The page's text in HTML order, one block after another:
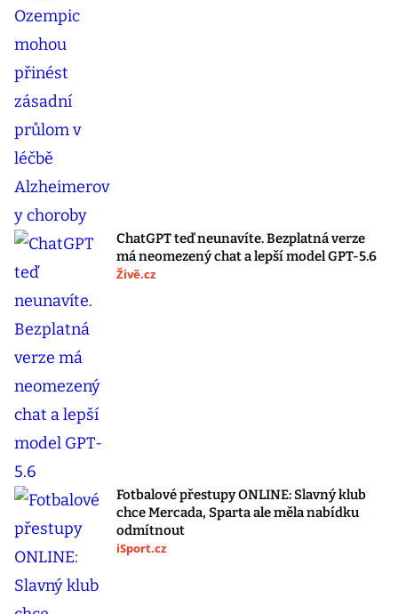
ChatGPT teď neunavíte. Bezplatná verze
má neomezený chat a lepší model GPT-5.6
Živě.cz
Fotbalové přestupy ONLINE: Slavný klub
chce Mercada, Sparta ale měla nabídku
odmítnout
iSport.cz